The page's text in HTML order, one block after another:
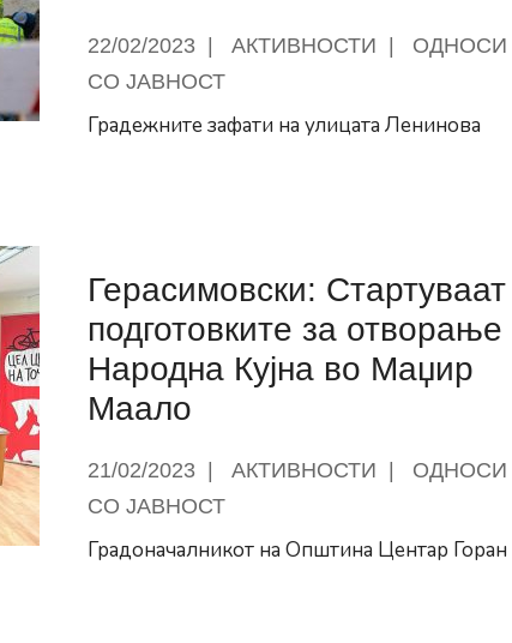
22/02/2023 АКТИВНОСТИ
ОДНОСИ
СО ЈАВНОСТ
Градежните зафати на улицата Ленинова
Герасимовски: Стартуваат
подготовките за отворање
Народна Кујна во Маџир
Маало
21/02/2023 АКТИВНОСТИ
ОДНОСИ
СО ЈАВНОСТ
Градоначалникот на Општина Центар Горан